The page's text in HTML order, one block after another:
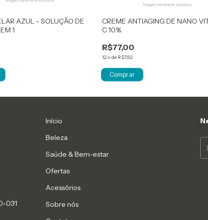
AZUL - SOLUÇÃO DE
1
CREME ANTIAGING DE NANO
C 10%
R$77,00
12x de R$7,92
031
Início
Beleza
Saúde & Bem-estar
Ofertas
Acessórios
Sobre nós